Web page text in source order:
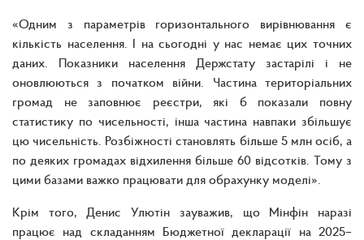
«Одним з параметрів горизонтального вирівнювання є
кількість населення. І на сьогодні у нас немає цих точних
даних. Показники населення Держстату застарілі і не
оновлюються з початком війни. Частина територіальних
громад не заповнює реєстри, які б показали повну
статистику по чисельності, інша частина навпаки збільшує
цю чисельність. Розбіжності становлять більше 5 млн осіб, а
по деяких громадах відхилення більше 60 відсотків. Тому з
цими базами важко працювати для обрахунку моделі».
Крім того, Денис Улютін зауважив, що Мінфін наразі
працює над складанням Бюджетної декларації на 2025–